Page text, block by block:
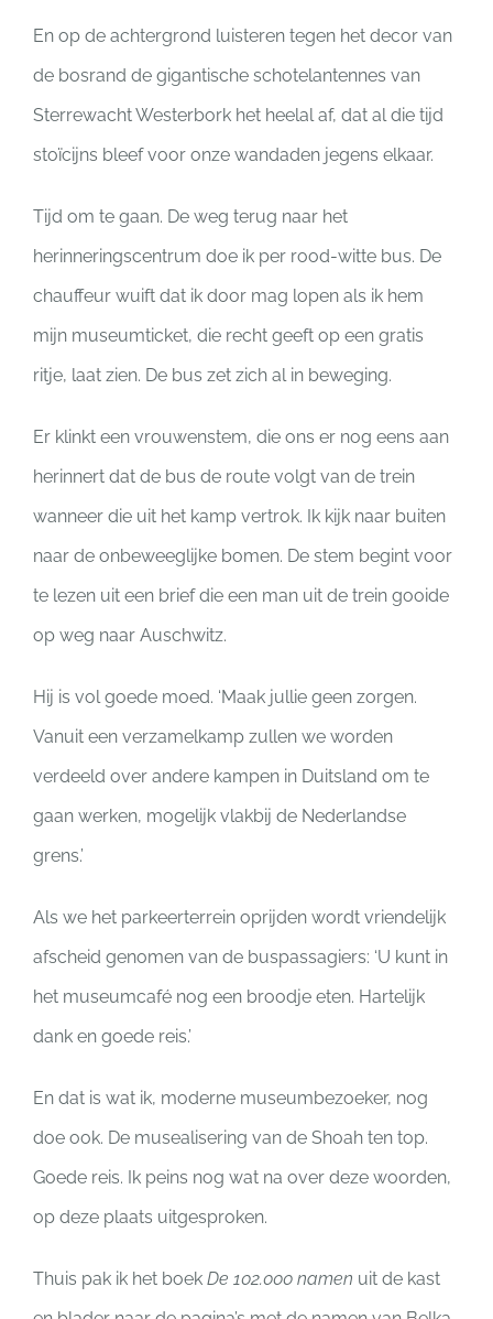
En op de achtergrond luisteren tegen het decor van
de bosrand de gigantische schotelantennes van
Sterrewacht Westerbork het heelal af, dat al die tijd
stoïcijns bleef voor onze wandaden jegens elkaar.
Tijd om te gaan. De weg terug naar het
herinneringscentrum doe ik per rood-witte bus. De
chauffeur wuift dat ik door mag lopen als ik hem
mijn museumticket, die recht geeft op een gratis
ritje, laat zien. De bus zet zich al in beweging.
Er klinkt een vrouwenstem, die ons er nog eens aan
herinnert dat de bus de route volgt van de trein
wanneer die uit het kamp vertrok. Ik kijk naar buiten
naar de onbeweeglijke bomen. De stem begint voor
te lezen uit een brief die een man uit de trein gooide
op weg naar Auschwitz.
Hij is vol goede moed. ‘Maak jullie geen zorgen.
Vanuit een verzamelkamp zullen we worden
verdeeld over andere kampen in Duitsland om te
gaan werken, mogelijk vlakbij de Nederlandse
grens.’
Als we het parkeerterrein oprijden wordt vriendelijk
afscheid genomen van de buspassagiers: ‘U kunt in
het museumcafé nog een broodje eten. Hartelijk
dank en goede reis.’
En dat is wat ik, moderne museumbezoeker, nog
doe ook. De musealisering van de Shoah ten top.
Goede reis. Ik peins nog wat na over deze woorden,
op deze plaats uitgesproken.
Thuis pak ik het boek De 102.000 namen uit de kast